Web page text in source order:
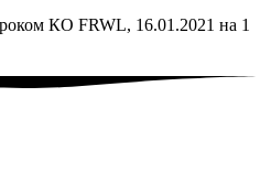
КО FRWL, 16.01.2021 на 1